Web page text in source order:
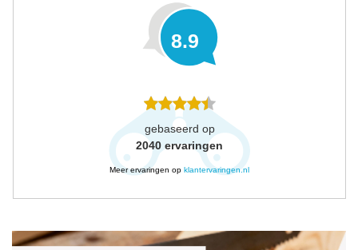
8.9
gebaseerd op
2040 ervaringen
Meer ervaringen op klantervaringen.nl